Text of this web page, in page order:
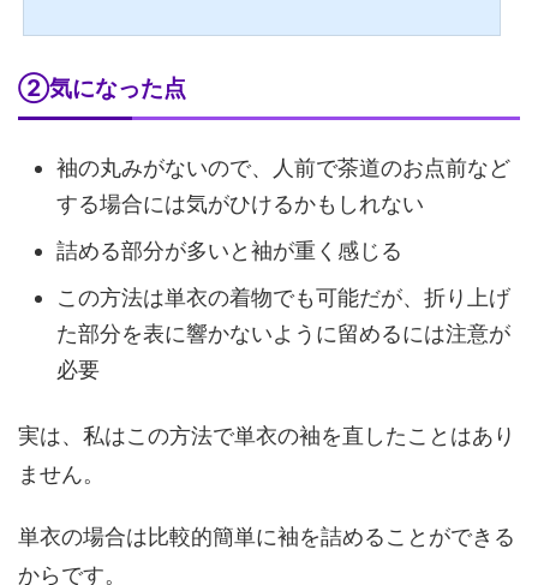
②気になった点
袖の丸みがないので、人前で茶道のお点前など
する場合には気がひけるかもしれない
詰める部分が多いと袖が重く感じる
この方法は単衣の着物でも可能だが、折り上げ
た部分を表に響かないように留めるには注意が
必要
実は、私はこの方法で単衣の袖を直したことはあり
ません。
単衣の場合は比較的簡単に袖を詰めることができる
からです。